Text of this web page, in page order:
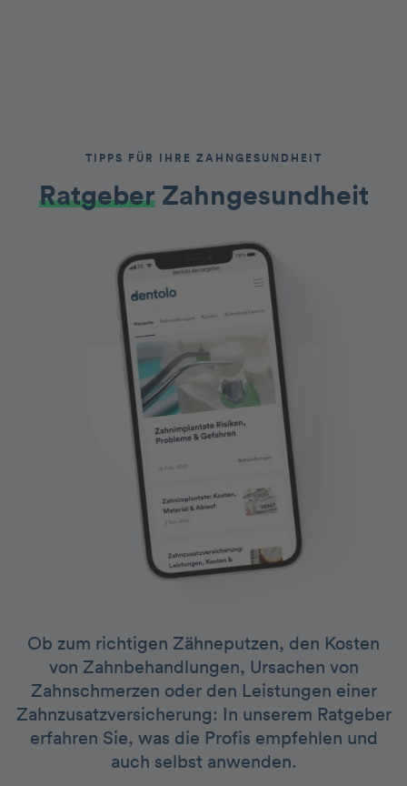
TIPPS FÜR IHRE ZAHNGESUNDHEIT
RatgeberZahngesundheit
Ob zum richtigen Zähneputzen, den Kosten
von Zahnbehandlungen, Ursachen von
Zahnschmerzen oder den Leistungen einer
Zahnzusatzversicherung: In unserem Ratgeber
erfahren Sie, was die Profis empfehlen und
auch selbst anwenden.